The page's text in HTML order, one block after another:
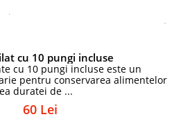
cu 10 pungi incluse
cu 10 pungi incluse este un
pentru conservarea alimentelor
duratei de ...
60 Lei